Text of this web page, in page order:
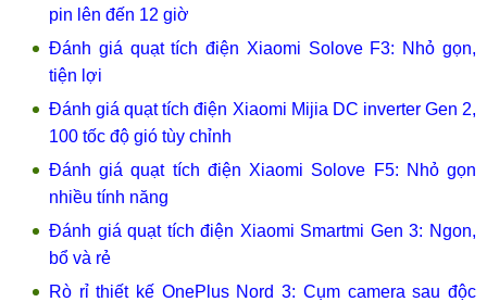
pin lên đến 12 giờ
Đánh giá quạt tích điện Xiaomi Solove F3: Nhỏ gọn,
tiện lợi
Đánh giá quạt tích điện Xiaomi Mijia DC inverter Gen 2,
100 tốc độ gió tùy chỉnh
Đánh giá quạt tích điện Xiaomi Solove F5: Nhỏ gọn
nhiều tính năng
Đánh giá quạt tích điện Xiaomi Smartmi Gen 3: Ngon,
bổ và rẻ
Rò rỉ thiết kế OnePlus Nord 3: Cụm camera sau độc